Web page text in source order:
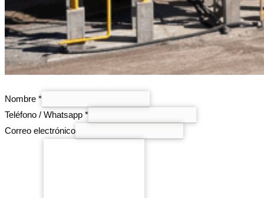
Teléfono
Correo
electrónico
Nombre *
Teléfono / Whatsapp *
Correo electrónico